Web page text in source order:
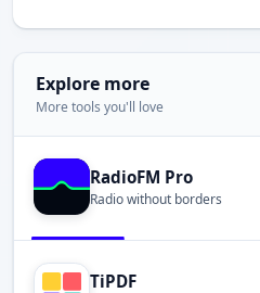
Explore more
More tools you'll love
RadioFM Pro
Radio without borders
TiPDF